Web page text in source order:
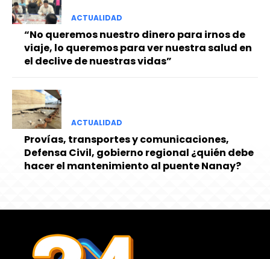
ACTUALIDAD
“No queremos nuestro dinero para irnos de
viaje, lo queremos para ver nuestra salud en
el declive de nuestras vidas”
ACTUALIDAD
Provías, transportes y comunicaciones,
Defensa Civil, gobierno regional ¿quién debe
hacer el mantenimiento al puente Nanay?